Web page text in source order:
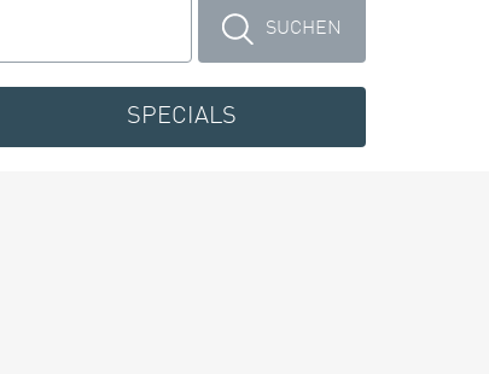
SUCHEN
SPECIALS